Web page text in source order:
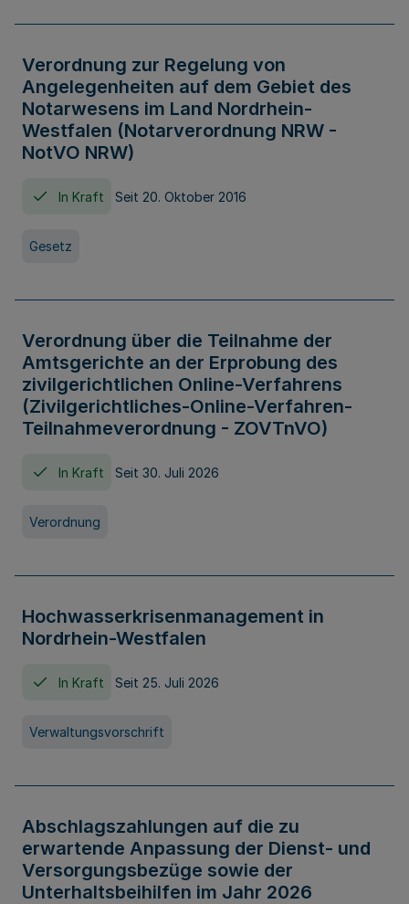
Verordnung zur Regelung von
Angelegenheiten auf dem Gebiet des
Notarwesens im Land Nordrhein-
Westfalen (Notarverordnung NRW -
NotVO NRW)
In Kraft Seit 20. Oktober 2016
Gesetz
Verordnung über die Teilnahme der
Amtsgerichte an der Erprobung des
zivilgerichtlichen Online-Verfahrens
(Zivilgerichtliches-Online-Verfahren-
Teilnahmeverordnung - ZOVTnVO)
In Kraft Seit 30. Juli 2026
Verordnung
Hochwasserkrisenmanagement in
Nordrhein-Westfalen
In Kraft Seit 25. Juli 2026
Verwaltungsvorschrift
Abschlagszahlungen auf die zu
erwartende Anpassung der Dienst- und
Versorgungsbezüge sowie der
Unterhaltsbeihilfen im Jahr 2026